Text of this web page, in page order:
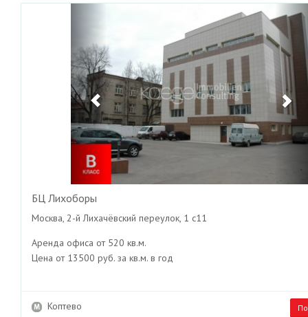
БЦ Лихоборы
Москва, 2-й Лихачёвский переулок, 1 с11
Аренда офиса от 520 кв.м.
Цена от 13500 руб. за кв.м. в год
Коптево